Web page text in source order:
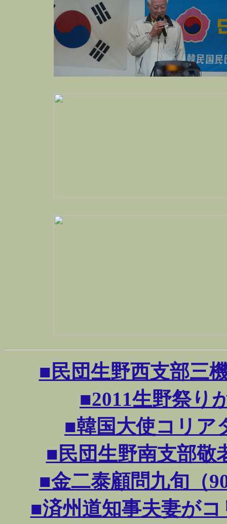
■民団生野西支部三
■2011生野祭り
■韓国大使コリア
■民団生野南支部敬
■金二泰顧問九旬（
■済州道知事夫妻が